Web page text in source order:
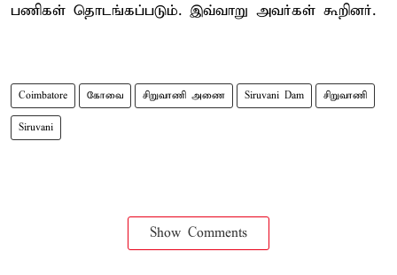
பணிகள் தொடங்கப்படும். இவ்வாறு அவர்கள் கூறினர்.
Coimbatore கோவை சிறுவாணி அணை Siruvani Dam சிறுவாணி
Siruvani
Show Comments